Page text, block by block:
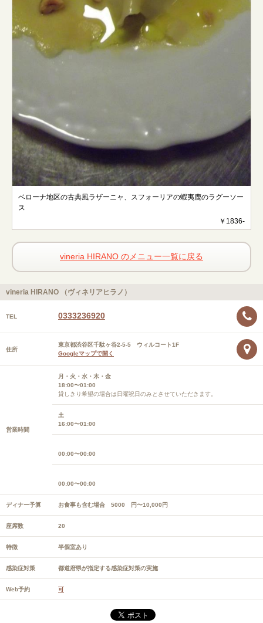
ベローナ地区の古典風ラザーニャ、スフォーリアの蝦夷鹿のラグーソー
ス
￥1836-
vineria HIRANO のメニュー一覧に戻る
vineria HIRANO （ヴィネリアヒラノ）
TEL 0333236920
住所
東京都渋谷区千駄ヶ谷2-5-5 ウィルコート1F
Googleマップで開く
営業時間
月・火・水・木・金
18:00〜01:00
貸しきり希望の場合は日曜祝日のみとさせていただきます。
土
16:00〜01:00
00:00〜00:00
00:00〜00:00
ディナー予算 お食事も含む場合 5000 円〜10,000円
座席数 20
特徴 半個室あり
感染症対策 都道府県が指定する感染症対策の実施
Web予約 可